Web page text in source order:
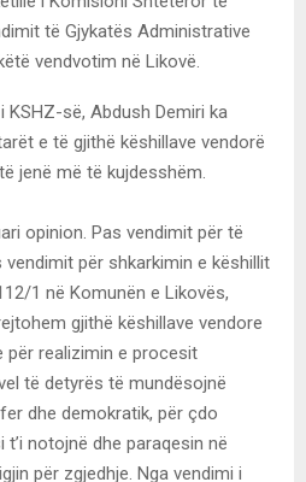
të Gjykatës Administrative
vendvotim në Likovë.
KSHZ-së, Abdush Demiri ka
e të gjithë këshillave vendorë
jenë më të kujdesshëm.
opinion. Pas vendimit për të
për shkarkimin e këshillit
1 në Komunën e Likovës,
gjithë këshillave vendore
për realizimin e procesit
të detyrës të mundësojnë
dhe demokratik, për çdo
notojnë dhe paraqesin në
për zgjedhje. Nga vendimi i